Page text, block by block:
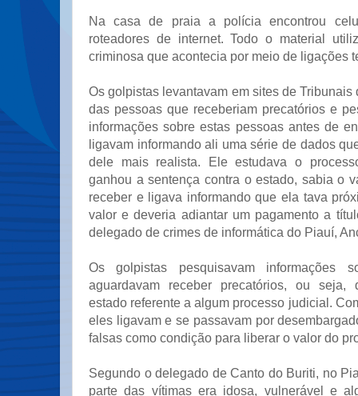
Na casa de praia a polícia encontrou
roteadores de internet. Todo o material
criminosa que acontecia por meio de ligações
Os golpistas levantavam em sites de Tribunais
das pessoas que receberiam precatórios e
informações sobre estas pessoas antes de
ligavam informando ali uma série de dados
dele mais realista. Ele estudava o
ganhou a sentença contra o estado, sabia o
receber e ligava informando que ela tava
valor e deveria adiantar um pagamento a
delegado de crimes de informática do Piauí,
Os golpistas pesquisavam informações
aguardavam receber precatórios, ou seja,
estado referente a algum processo judicial.
eles ligavam e se passavam por
falsas como condição para liberar o valor do
Segundo o delegado de Canto do Buriti, no
parte das vítimas era idosa, vulnerável e